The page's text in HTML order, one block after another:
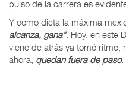
pulso de la carrera es
Y como dicta la máxima
alcanza, gana”. Hoy, en este
viene de atrás ya tomó ritmo,
ahora, quedan fuera de paso.